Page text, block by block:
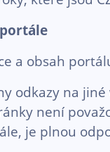
a obsah
na jiné
není
je plnou